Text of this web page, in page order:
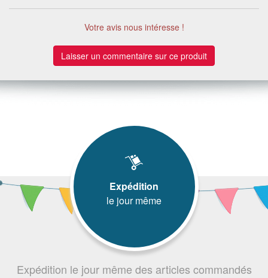
Votre avis nous intéresse !
Laisser un commentaire sur ce produit
Expédition
le jour même
Expédition le jour même des articles commandés